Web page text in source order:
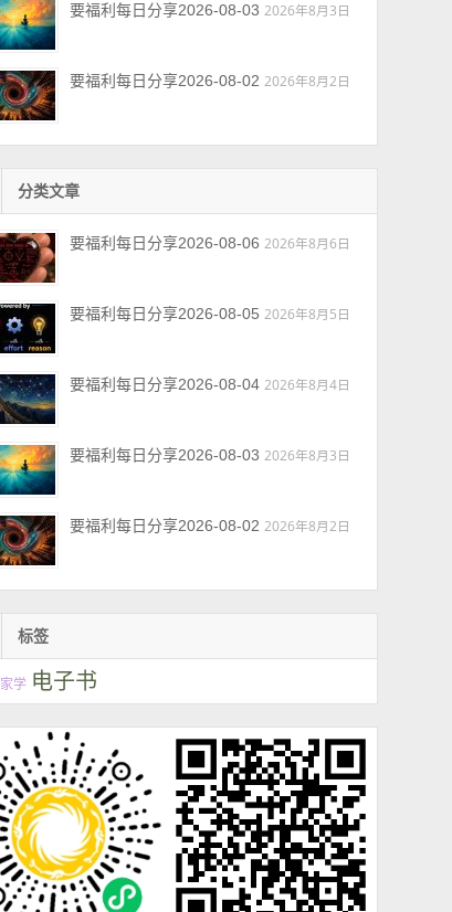
要福利每日分享2026-08-03 2026年8月3日
要福利每日分享2026-08-02 2026年8月2日
分类文章
要福利每日分享2026-08-06 2026年8月6日
要福利每日分享2026-08-05 2026年8月5日
要福利每日分享2026-08-04 2026年8月4日
要福利每日分享2026-08-03 2026年8月3日
要福利每日分享2026-08-02 2026年8月2日
标签
家学 电子书